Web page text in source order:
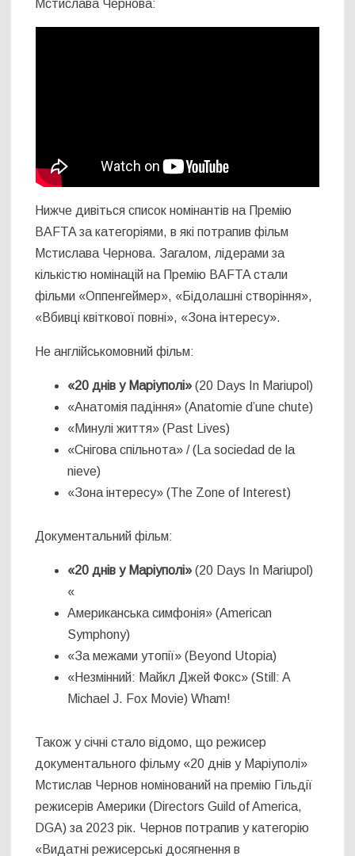
Мстислава Чернова:
Нижче дивіться список номінантів на Премію
BAFTA за категоріями, в які потрапив фільм
Мстислава Чернова. Загалом, лідерами за
кількістю номінацій на Премію BAFTA стали
фільми «Оппенгеймер», «Бідолашні створіння»,
«Вбивці квіткової повні», «Зона інтересу».
Не англійськомовний фільм:
«20 днів у Маріуполі» (20 Days In Mariupol)
«Анатомія падіння» (Anatomie d’une chute)
«Минулі життя» (Past Lives)
«Снігова спільнота» / (La sociedad de la
nieve)
«Зона інтересу» (The Zone of Interest)
Документальний фільм:
«20 днів у Маріуполі» (20 Days In Mariupol)
«
Американська симфонія» (American
Symphony)
«За межами утопії» (Beyond Utopia)
«Незмінний: Майкл Джей Фокс» (Still: A
Michael J. Fox Movie) Wham!
Також у січні стало відомо, що режисер
документального фільму «20 днів у Маріуполі»
Мстислав Чернов номінований на премію Гільдії
режисерів Америки (Directors Guild of America,
DGA) за 2023 рік. Чернов потрапив у категорію
«Видатні режисерські досягнення в